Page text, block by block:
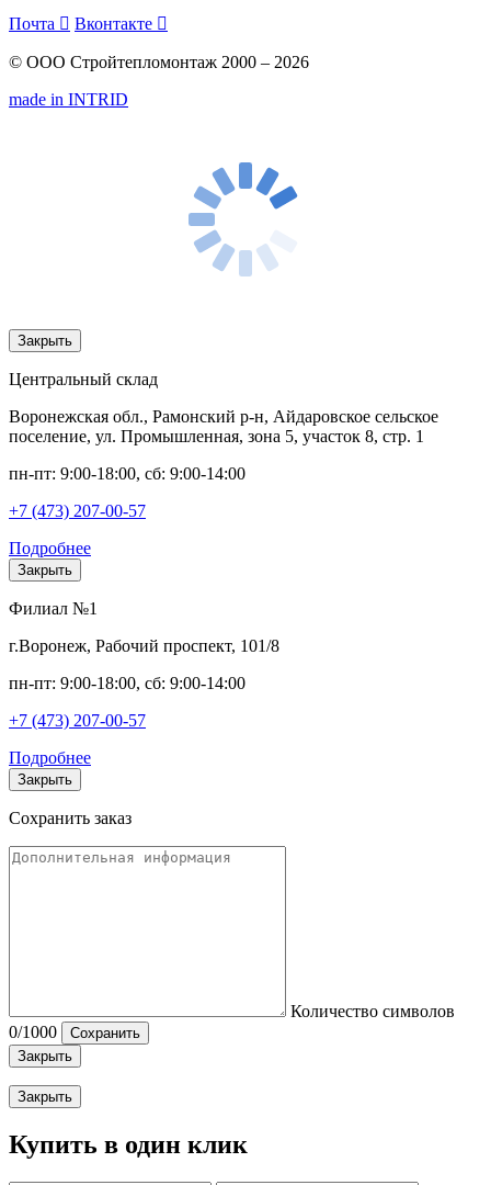
Почта  Вконтакте 
© ООО Стройтепломонтаж 2000 – 2026
made in INTRID
Закрыть
Центральный склад
Воронежская обл., Рамонский р-н, Айдаровское сельское
поселение, ул. Промышленная, зона 5, участок 8, стр. 1
пн-пт: 9:00-18:00, сб: 9:00-14:00
+7 (473) 207-00-57
Подробнее
Закрыть
Филиал №1
г.Воронеж, Рабочий проспект, 101/8
пн-пт: 9:00-18:00, сб: 9:00-14:00
+7 (473) 207-00-57
Подробнее
Закрыть
Сохранить заказ
Количество символов
0/1000
Сохранить
Закрыть
Закрыть
Купить в один клик